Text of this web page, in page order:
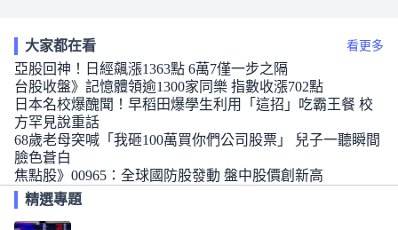
大家都在看 看更多
亞股回神！日經飆漲1363點 6萬7僅一步之隔
台股收盤》記憶體領逾1300家同樂 指數收漲702點
日本名校爆醜聞！早稻田爆學生利用「這招」吃霸王餐 校
方罕見說重話
68歲老母突喊「我砸100萬買你們公司股票」 兒子一聽瞬間
臉色蒼白
焦點股》00965：全球國防股發動 盤中股價創新高
精選專題